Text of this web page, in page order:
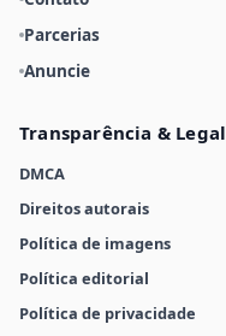
Parcerias
Anuncie
Transparência & Legal
DMCA
Direitos autorais
Política de imagens
Política editorial
Política de privacidade